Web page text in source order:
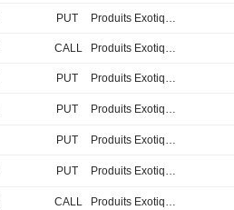
PUT Produits Exotiques
CALL Produits Exotiques
PUT Produits Exotiques
PUT Produits Exotiques
PUT Produits Exotiques
PUT Produits Exotiques
CALL Produits Exotiques